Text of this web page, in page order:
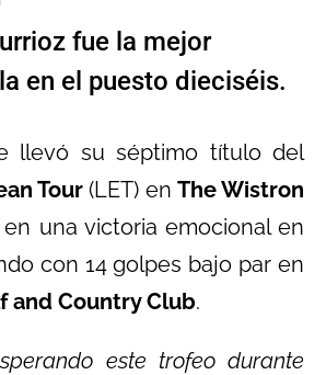
fue la mejor
en el puesto dieciséis.
llevó su séptimo título del
Tour (LET) en The Wistron
en una victoria emocional en
con 14 golpes bajo par en
and Country Club.
este trofeo durante